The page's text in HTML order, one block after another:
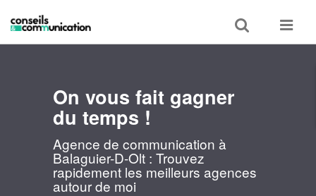
Toggle
search
Toggle
On vous fait gagner
du temps !
Agence de communication à
Balaguier-D-Olt : Trouvez
rapidement les meilleurs agences
autour de moi